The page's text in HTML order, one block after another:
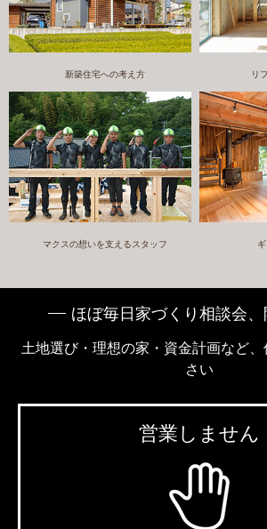
新築住宅への考え方 リ
マクスの想いを支えるスタッフ
ほぼ毎日家づくり相談会、
土地選び・理想の家・資金計画など
さい
営業しません